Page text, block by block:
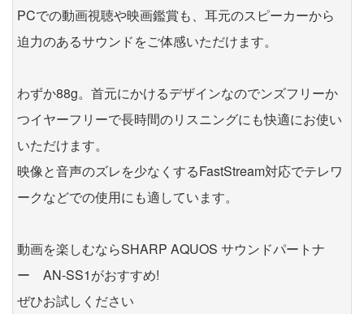
PCでの動画視聴や映画鑑賞も、耳元のスピーカーから
迫力のあるサウンドをご体感いただけます。
わずか88g。首元にかけるデザインなのでンズフリーか
つイヤーフリーで長時間のリスニングにも快適にお使い
いただけます。
映像と音声のズレを少なくするFastStream対応でテレワ
ークなどでの使用にも適しています。
動画を楽しむならSHARP AQUOS サウンドパートナ
ー AN-SS1がおすすめ!
ぜひお試しください